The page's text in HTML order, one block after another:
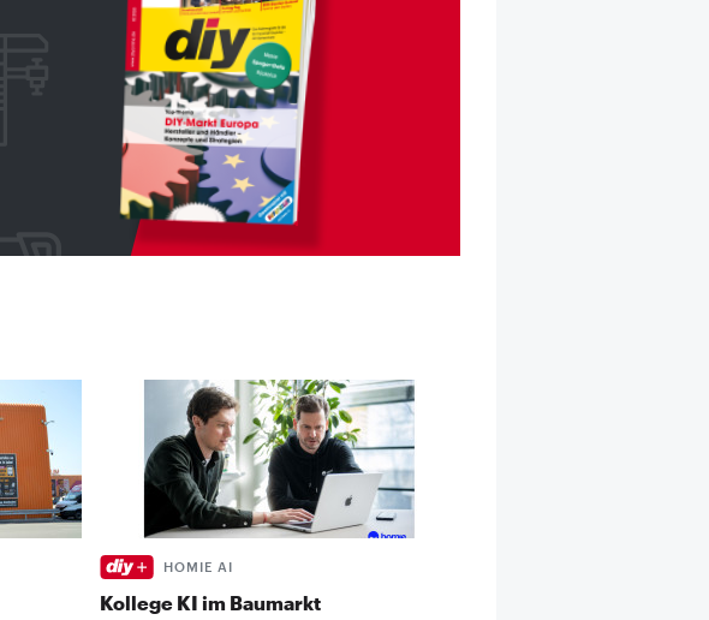
HOMIE AI
Kollege KI im Baumarkt